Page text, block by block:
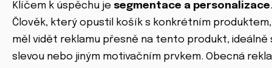
Klíčem k úspěchu je segmentace a personalizace.
Člověk, který opustil košík s konkrétním
měl vidět reklamu přesně na tento produkt, ideálně
slevou nebo jiným motivačním prvkem. Obecná